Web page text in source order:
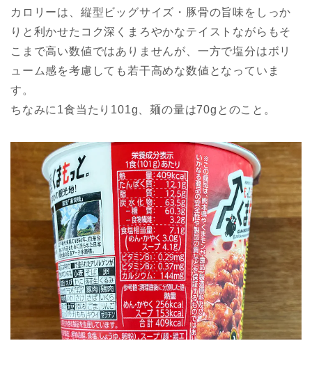
カロリーは、縦型ビッグサイズ・豚骨の旨味をしっか
りと利かせたコク深くまろやかなテイストながらもそ
こまで高い数値ではありませんが、一方で塩分はボリ
ューム感を考慮しても若干高めな数値となっていま
す。
ちなみに1食当たり101g、麺の量は70gとのこと。